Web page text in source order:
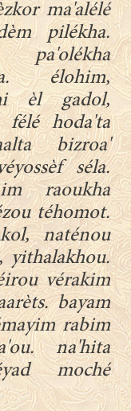
ma'alélé
pilékha.
élohim,
èl gadol,
félé hoda'ta
bizroa'
séla.
raoukha
téhomot.
naténou
yithalakhou.
vérakim
bayam
rabim
na'hita
moché